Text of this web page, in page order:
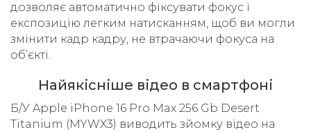
дозволяє автоматично фіксувати фокус і
експозицію легким натисканням, щоб ви могли
змінити кадр кадру, не втрачаючи фокуса на
об’єкті.
Найякісніше відео в смартфоні
Б/У Apple iPhone 16 Pro Max 256 Gb Desert
Titanium (MYWX3) виводить зйомку відео на